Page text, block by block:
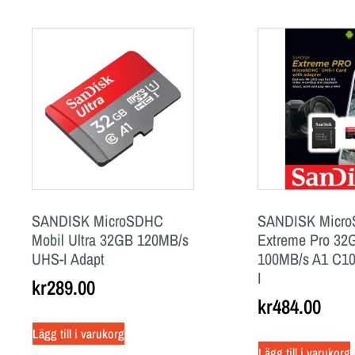
SANDISK MicroSDHC
Mobil Ultra 32GB 120MB/s
UHS-I Adapt
kr289.00
Lägg till i varukorg
SANDISK
Extreme Pro
100MB/s A1
I
kr484.00